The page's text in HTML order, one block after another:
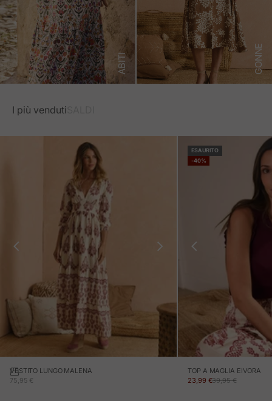
ABITI GONNE
I più venduti
VESTITO LUNGO MALENA
PREZZO IN OFFERTA
75,95 €
ESAURITO
-40%
TOP A MAGLIA EIVORA
PREZZO IN OFFERTA
23,99 €PREZZO NORMALE
39,95 €